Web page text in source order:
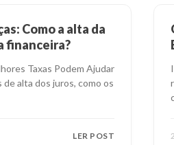
Como a alta da
financeira?
Taxas Podem Ajudar
alta dos juros, como os
LER POST